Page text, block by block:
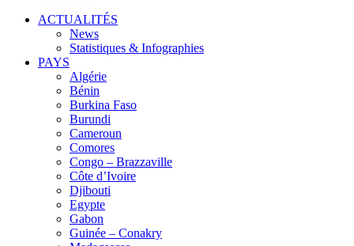
ACTUALITÉS
News
Statistiques & Infographies
PAYS
Algérie
Bénin
Burkina Faso
Burundi
Cameroun
Comores
Congo – Brazzaville
Côte d’Ivoire
Djibouti
Egypte
Gabon
Guinée – Conakry